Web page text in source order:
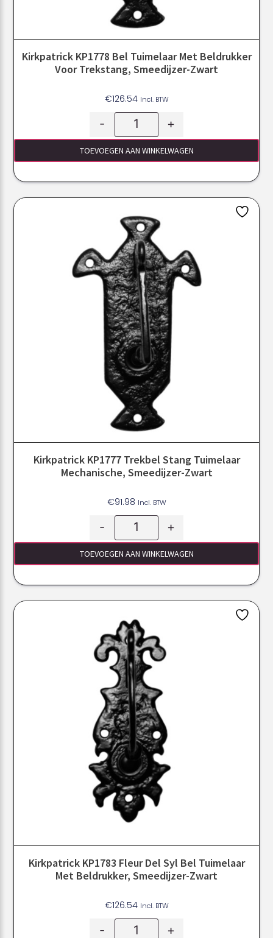
Kirkpatrick KP1778 Bel Tuimelaar Met Beldrukker
Voor Trekstang, Smeedijzer-Zwart
€126.54 Incl. BTW
- +
TOEVOEGEN AAN WINKELWAGEN
Kirkpatrick KP1777 Trekbel Stang Tuimelaar
Mechanische, Smeedijzer-Zwart
€91.98 Incl. BTW
- +
TOEVOEGEN AAN WINKELWAGEN
Kirkpatrick KP1783 Fleur Del Syl Bel Tuimelaar
Met Beldrukker, Smeedijzer-Zwart
€126.54 Incl. BTW
- +